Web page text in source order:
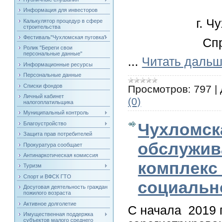
Информация для инвесторов
Калькулятор процедур в сфере
строительства
Фестиваль"Чухломская пуговка"
Ролик "Береги свои
персональные данные"
Информационные ресурсы
Персональные данные
Списки фондов
Личный кабинет
налогоплатильщика
Муниципальный контроль
Благоустройство
Защита прав потребителей
Прокуратура сообщает
Антинаркотическая комиссия
Туризм
Спорт и ВФСК ГТО
Досуговая деятельность граждан
пожилого возраста
Активное долголетие
Имущественная поддержка
субъектов малого среднего
г.
... Читать
Просмотров: 797 |
(0)
С начала 2019